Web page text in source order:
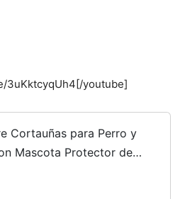
3uKktcyqUh4[/youtube]
Cortauñas para Perro y
Mascota Protector de
Uñas Profesionales para